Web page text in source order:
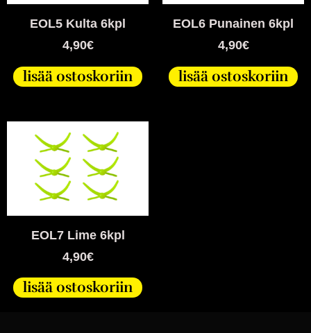
EOL5 Kulta 6kpl
4,90€
lisää ostoskoriin
EOL6 Punainen 6kpl
4,90€
lisää ostoskoriin
EOL7 Lime 6kpl
4,90€
lisää ostoskoriin